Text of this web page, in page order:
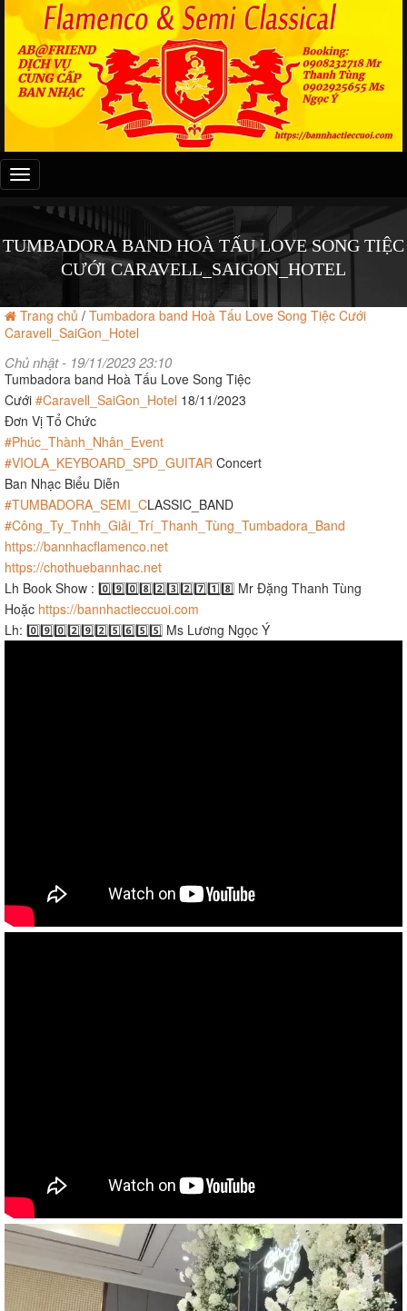
Đây
là
menu
TUMBADORA BAND HOÀ TẤU LOVE SONG TIỆC
CƯỚI CARAVELL_SAIGON_HOTEL
Trang chủ / Tumbadora band Hoà Tấu Love Song Tiệc Cưới
Caravell_SaiGon_Hotel
Chủ nhật - 19/11/2023 23:10
Tumbadora band Hoà Tấu Love Song Tiệc
Cưới #Caravell_SaiGon_Hotel 18/11/2023
Đơn Vị Tổ Chức
#Phúc_Thành_Nhân_Event
#VIOLA_KEYBOARD_SPD_GUITAR Concert
Ban Nhạc Biểu Diễn
#TUMBADORA_SEMI_CLASSIC_BAND​​​​
#Công_Ty_Tnhh_Giải_Trí_Thanh_Tùng_Tumbadora_Band
https://bannhacflamenco.net
https://chothuebannhac.net
Lh Book Show : 0️⃣9️⃣0️⃣8️⃣2️⃣3️⃣2️⃣7️⃣1️⃣8️⃣ Mr Đặng Thanh Tùng
Hoặc https://bannhactieccuoi.com​​​
Lh: 0️⃣9️⃣0️⃣2️⃣9️⃣2️⃣5️⃣6️⃣5️⃣5️⃣ Ms Lương Ngọc Ý